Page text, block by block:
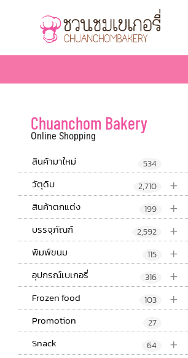
Chuanchom Bakery
Online Shopping
สินค้ามาใหม่ 534
+
วัตุดิบ 2,710
+
สินค้าตกแต่ง 199
+
บรรจุภัณฑ์ 2,592
+
พิมพ์ขนม 115
+
อุปกรณ์เบเกอรี่ 316
+
Frozen food 103
Promotion 27
+
Snack 64